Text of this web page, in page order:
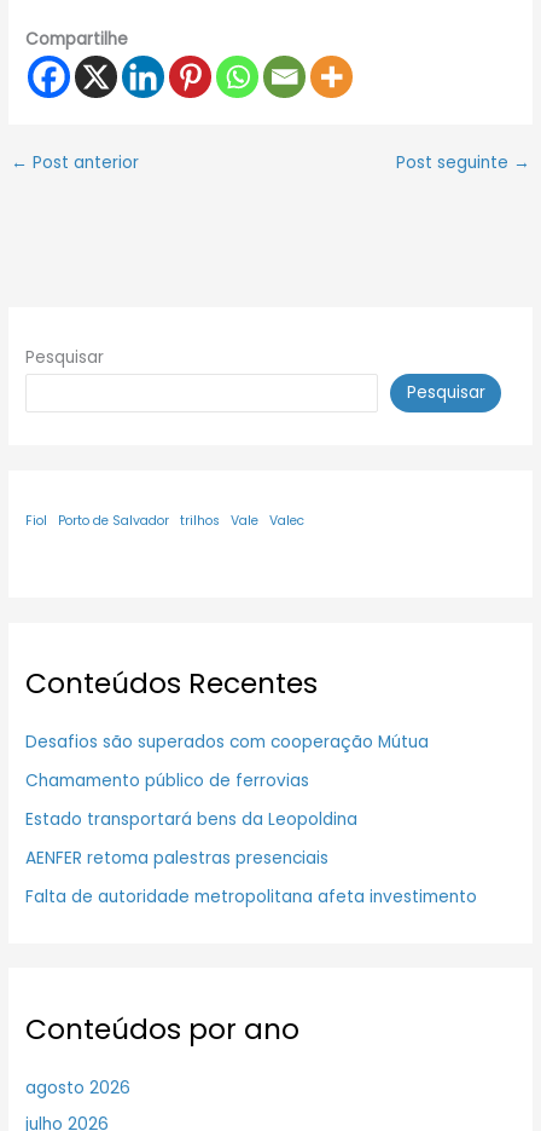
Compartilhe
← Post anterior Post seguinte →
Pesquisar
Pesquisar
Fiol Porto de Salvador trilhos Vale Valec
Conteúdos Recentes
Desafios são superados com cooperação Mútua
Chamamento público de ferrovias
Estado transportará bens da Leopoldina
AENFER retoma palestras presenciais
Falta de autoridade metropolitana afeta investimento
Conteúdos por ano
agosto 2026
julho 2026